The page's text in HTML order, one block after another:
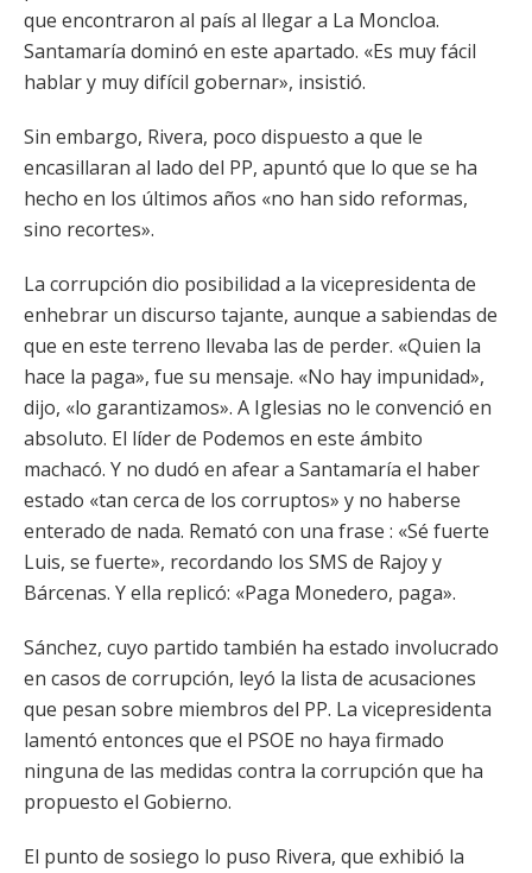
que encontraron al país al llegar a La Moncloa.
Santamaría dominó en este apartado. «Es muy fácil
hablar y muy difícil gobernar», insistió.
Sin embargo, Rivera, poco dispuesto a que le
encasillaran al lado del PP, apuntó que lo que se ha
hecho en los últimos años «no han sido reformas,
sino recortes».
La corrupción dio posibilidad a la vicepresidenta de
enhebrar un discurso tajante, aunque a sabiendas de
que en este terreno llevaba las de perder. «Quien la
hace la paga», fue su mensaje. «No hay impunidad»,
dijo, «lo garantizamos». A Iglesias no le convenció en
absoluto. El líder de Podemos en este ámbito
machacó. Y no dudó en afear a Santamaría el haber
estado «tan cerca de los corruptos» y no haberse
enterado de nada. Remató con una frase : «Sé fuerte
Luis, se fuerte», recordando los SMS de Rajoy y
Bárcenas. Y ella replicó: «Paga Monedero, paga».
Sánchez, cuyo partido también ha estado involucrado
en casos de corrupción, leyó la lista de acusaciones
que pesan sobre miembros del PP. La vicepresidenta
lamentó entonces que el PSOE no haya firmado
ninguna de las medidas contra la corrupción que ha
propuesto el Gobierno.
El punto de sosiego lo puso Rivera, que exhibió la